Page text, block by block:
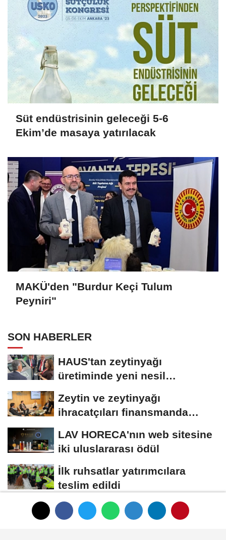
Süt endüstrisinin geleceği 5-6
Ekim’de masaya yatırılacak
MAKÜ'den "Burdur Keçi Tulum
Peyniri"
SON HABERLER
HAUS'tan zeytinyağı
üretiminde yeni nesil
Zeytin ve zeytinyağı
ihracatçıları finansmanda
LAV HORECA'nın web sitesine
iki uluslararası ödül
İlk ruhsatlar yatırımcılara
teslim edildi
TÜGİS, Gıda sanayisini
akademiyle buluşturuyor